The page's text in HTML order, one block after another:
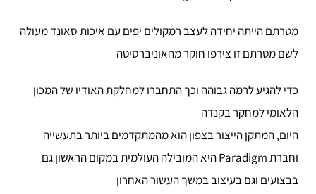
מטרתם הייתה יחידה לעצב רמקולים יפים עם איכות סאונד מעולה
לשם מטרתם זו צירפו חוקר מהאוניברסיטה
כדי להגיע לרמה גבוהה וכך התחברו למחלקת האודיו של המכון
הלאומי למחקר בקנדה
היום, המתקן הייצור בצפון הוא מהמתקדמים ביותר בתעשייה
וחברת Paradigm היא המובילה העולמית במקום הראשון גם
בבצועים וגם בעיצוב במשך העשור האחרון